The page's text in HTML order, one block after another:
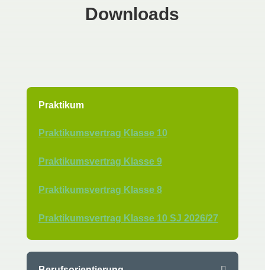
Downloads
Praktikum
Praktikumsvertrag Klasse 10
Praktikumsvertrag Klasse 9
Praktikumsvertrag Klasse 8
Praktikumsvertrag Klasse 10 SJ 2026/27